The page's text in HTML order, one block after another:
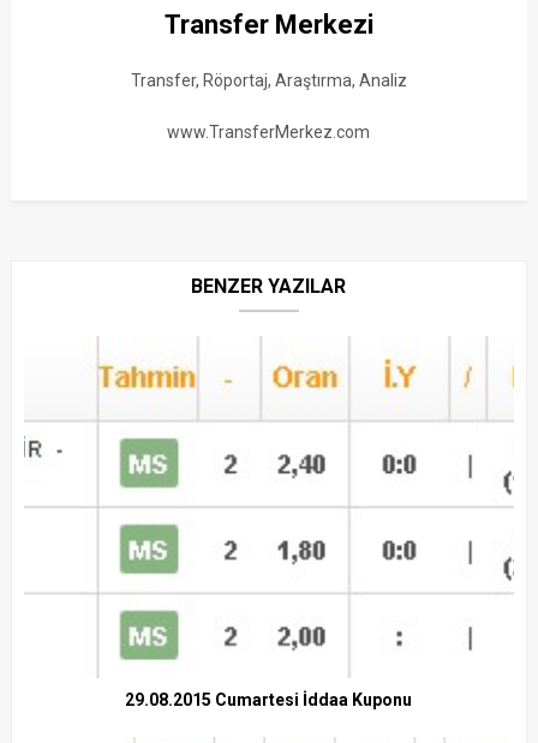
Transfer Merkezi
Transfer, Röportaj, Araştırma, Analiz
www.TransferMerkez.com
BENZER YAZILAR
29.08.2015 Cumartesi İddaa Kuponu